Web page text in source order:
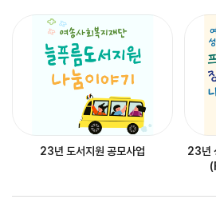
23년 도서지원 공모사업
23년